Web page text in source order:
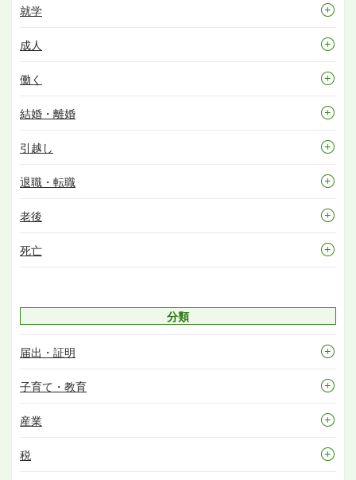
就学
成人
働く
結婚・離婚
引越し
退職・転職
老後
死亡
分類
届出・証明
子育て・教育
産業
税